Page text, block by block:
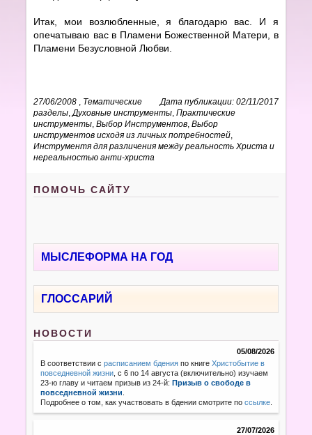
Итак, мои возлюбленные, я благодарю вас. И я
опечатываю вас в Пламени Божественной Матери, в
Пламени Безусловной Любви.
27/06/2008 Дата публикации: 02/11/2017
Тематические
разделы ,Духовные инструменты ,Практические
инструменты ,Выбор Инструментов ,Выбор
инструментов исходя из личных потребностей
Инструментя для различения между реальность Христа и
нереальностью анти-христа
ПОМОЧЬ САЙТУ
МЫСЛЕФОРМА НА ГОД
ГЛОССАРИЙ
НОВОСТИ
05/08/2026
В соответствии срасписанием бдения по книгеХристобытие в
повседневной жизни , с 6 по 14 августа (включительно) изучаем
23-ю главу и читаем призыв из 24-й:Призыв о свободе в
повседневной жизни
Подробнее о том, как участвовать в бдении смотрите поссылке
27/07/2026